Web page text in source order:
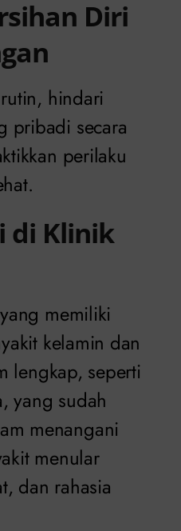
Diri
hindari
pribadi secara
perilaku
di Klinik
memiliki
kelamin dan
lengkap, seperti
yang sudah
menangani
menular
dan rahasia